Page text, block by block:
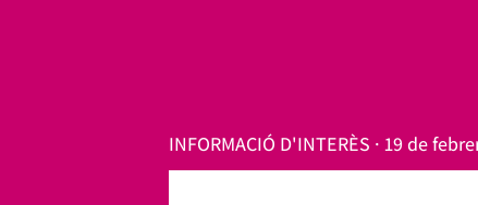
INFORMACIÓ D'INTERÈS · 19 de